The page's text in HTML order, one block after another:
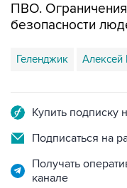
ПВО.
безопасности
Геленджик Алексей
Купить подписку
Подписаться на
Получать
канале